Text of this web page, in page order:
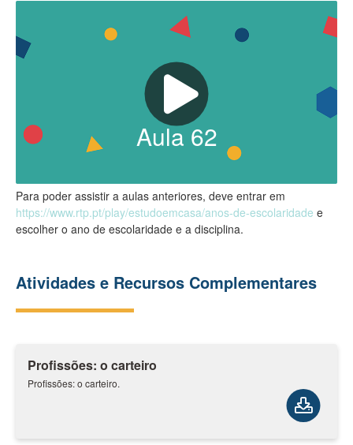
Aula62
Para poder assistir a aulas anteriores, deve entrar em
https://www.rtp.pt/play/estudoemcasa/anos-de-escolaridade e
escolher o ano de escolaridade e a disciplina.
Atividades e Recursos Complementares
Profissões: o carteiro
Profissões: o carteiro.